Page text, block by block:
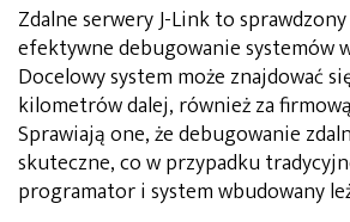
Zdalne serwery J-Link to
efektywne debugowanie systemów
Docelowy system może znajdować
kilometrów dalej, również za
Sprawiają one, że debugowanie
skuteczne, co w przypadku
programator i system wbudowany